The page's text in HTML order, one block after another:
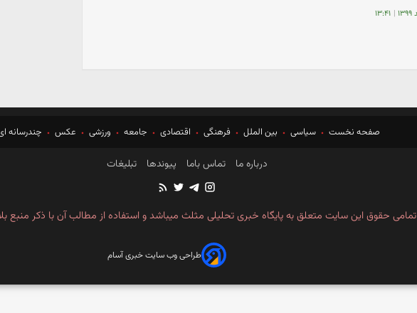
| ۱۳:۴۱
صفحه نخست سیاسی بین الملل فرهنگی اقتصادی جامعه ورزشی عکس چندرسانه
درباره ما تماس باما پیوندها تبلیغات
تمامی حقوق این سایت متعلق به پایگاه خبری تحلیلی مثلث میباشد و استفاده از مطالب آن با ذکر منبع
طراحی وب سایت خبری آسام